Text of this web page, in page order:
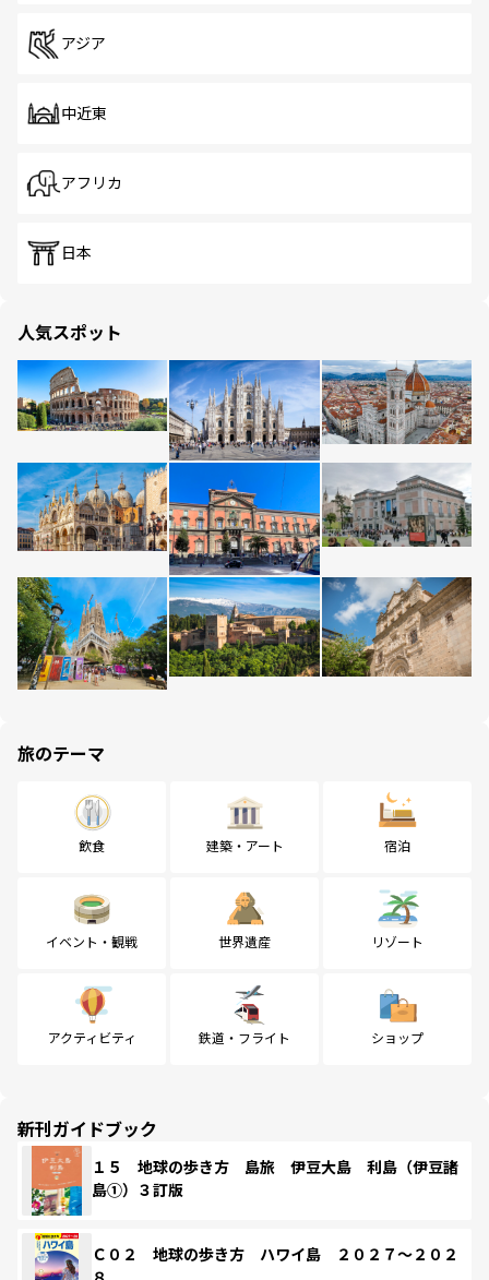
アジア
中近東
アフリカ
日本
人気スポット
旅のテーマ
飲食 建築・アート 宿泊
イベント・観戦 世界遺産 リゾート
アクティビティ 鉄道・フライト ショップ
新刊ガイドブック
１５ 地球の歩き方 島旅 伊豆大島 利島（伊豆諸
島①）３訂版
Ｃ０２ 地球の歩き方 ハワイ島 ２０２７～２０２